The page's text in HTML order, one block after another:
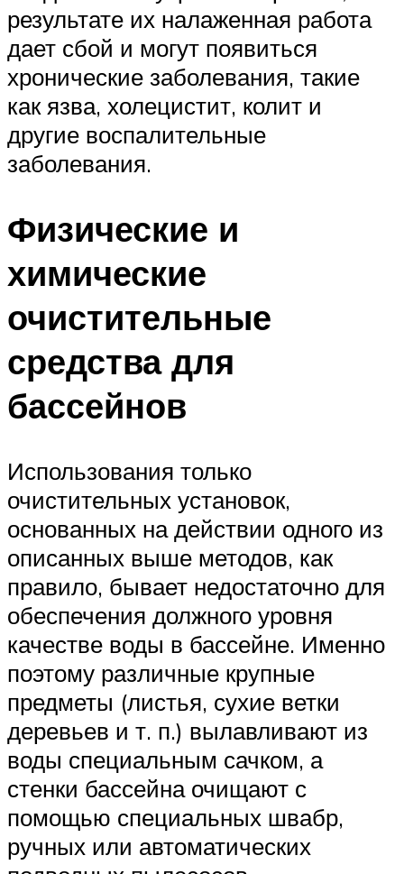
результате их налаженная работа
дает сбой и могут появиться
хронические заболевания, такие
как язва, холецистит, колит и
другие воспалительные
заболевания.
Физические и
химические
очистительные
средства для
бассейнов
Использования только
очистительных установок,
основанных на действии одного из
описанных выше методов, как
правило, бывает недостаточно для
обеспечения должного уровня
качестве воды в бассейне. Именно
поэтому различные крупные
предметы (листья, сухие ветки
деревьев и т. п.) вылавливают из
воды специальным сачком, а
стенки бассейна очищают с
помощью специальных швабр,
ручных или автоматических